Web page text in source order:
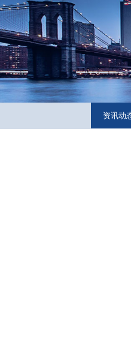
资讯动